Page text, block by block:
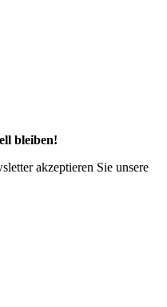
bleiben!
akzeptieren Sie unsere